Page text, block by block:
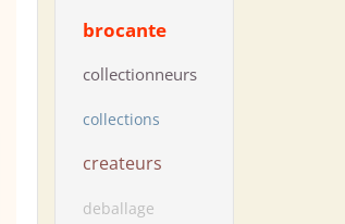
brocante
collectionneurs
collections
createurs
deballage